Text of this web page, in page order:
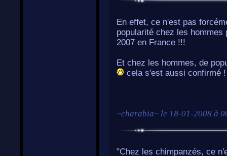
En effet, ce n'est pas
popularité chez les
2007 en France !!!
Et chez les hommes, de
cela s'est aussi confirmé !
~charabia~ le 18-01-2008 à
"Chez les chimpanzés, ce